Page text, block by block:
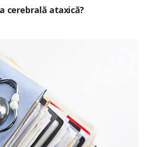
cerebrală ataxică?